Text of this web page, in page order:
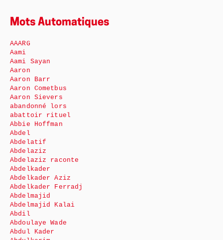
Mots Automatiques
AAARG
Aami
Aami Sayan
Aaron
Aaron Barr
Aaron Cometbus
Aaron Sievers
abandonné lors
abattoir rituel
Abbie Hoffman
Abdel
Abdelatif
Abdelaziz
Abdelaziz raconte
Abdelkader
Abdelkader Aziz
Abdelkader Ferradj
Abdelmajid
Abdelmajid Kalai
Abdil
Abdoulaye Wade
Abdul Kader